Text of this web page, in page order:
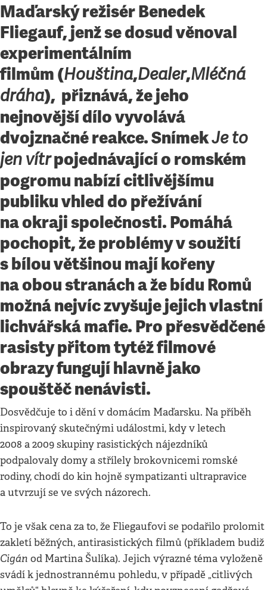
Maďarský režisér Benedek
Fliegauf, jenž se dosud věnoval
experimentálním
filmům (Houština,Dealer,Mléčná
dráha), přiznává, že jeho
nejnovější dílo vyvolává
dvojznačné reakce. SnímekJe to
jen vítrpojednávající o romském
pogromu nabízí citlivějšímu
publiku vhled do přežívání
na okraji společnosti. Pomáhá
pochopit, že problémy v soužití
s bílou většinou mají kořeny
na obou stranách a že bídu Romů
možná nejvíc zvyšuje jejich vlastní
lichvářská mafie. Pro přesvědčené
rasisty přitom tytéž filmové
obrazy fungují hlavně jako
spouštěč nenávisti.
Dosvědčuje to i dění v domácím Maďarsku. Na příběh
inspirovaný skutečnými událostmi, kdy v letech
2008 a 2009 skupiny rasistických nájezdníků
podpalovaly domy a střílely brokovnicemi romské
rodiny, chodí do kin hojně sympatizanti ultrapravice
a utvrzují se ve svých názorech.
To je však cena za to, že Fliegaufovi se podařilo prolomit
zakletí běžných, antirasistických filmů (příkladem budiž
Cigán od Martina Šulíka). Jejich výrazné téma vyloženě
svádí k jednostrannému pohledu, v případě „citlivých